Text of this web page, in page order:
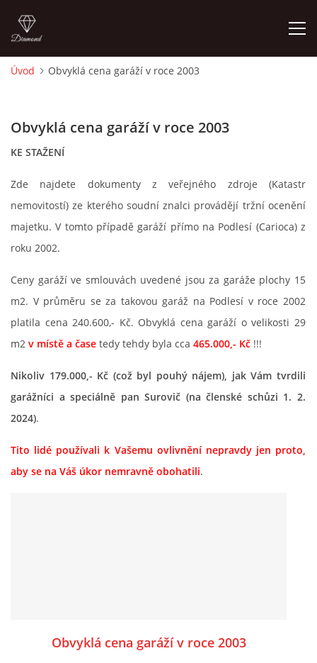
AKTUALITY
CENY NÁJMŮ G, GS V LETECH 2024 A 2025 SMZ
FINANCOVÁNÍ VÝSTAVBY
PROHLÁŠENÍ VLASTNÍKA 2023
SITUACE S G, GS
HISTORIE BD
Úvod Obvyklá cena garáží v roce 2003
Obvyklá cena garáží v roce 2003
KE STAŽENÍ
Zde najdete dokumenty z veřejného zdroje (Katastr
nemovitostí) ze kterého soudní znalci provádějí tržní ocenění
majetku. V tomto případě garáží přímo na Podlesí (Carioca) z
roku 2002.
Ceny garáží ve smlouvách uvedené jsou za garáže plochy 15
m2. V průměru se za takovou garáž na Podlesí v roce 2002
platila cena 240.600,- Kč. Obvyklá cena garáží o velikosti 29
m2 v místě a čase tedy tehdy byla cca 465.000,- Kč !!!
Nikoliv 179.000,- Kč (což byl pouhý nájem), jak Vám tvrdili
garážníci a speciálně pan Surovič (na členské schůzi 1. 2.
2024).
Tito lidé používali k Vašemu ovlivnění nepravdy jen proto,
aby se na Váš úkor nemravně obohatili.
Obvyklá cena garáží v roce 2003